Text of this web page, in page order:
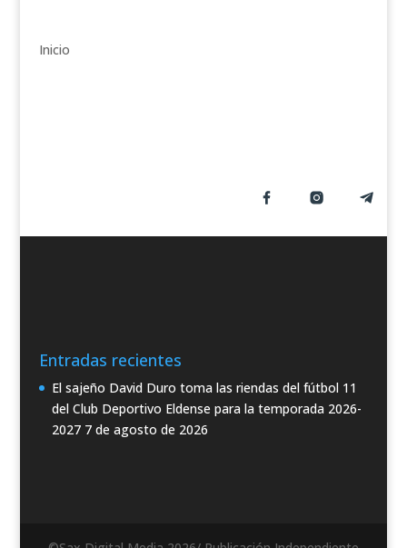
a
Inicio
Entradas recientes
El sajeño David Duro toma las riendas del fútbol 11
del Club Deportivo Eldense para la temporada 2026-
2027 7 de agosto de 2026